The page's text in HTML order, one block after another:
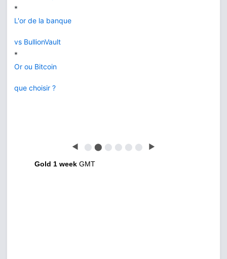
*
L'or de la banque
vs BullionVault
*
Or ou Bitcoin
que choisir ?
◀ ⬤ ⬤ ⬤ ⬤ ⬤ ⬤ ▶
Gold 1 week GMT